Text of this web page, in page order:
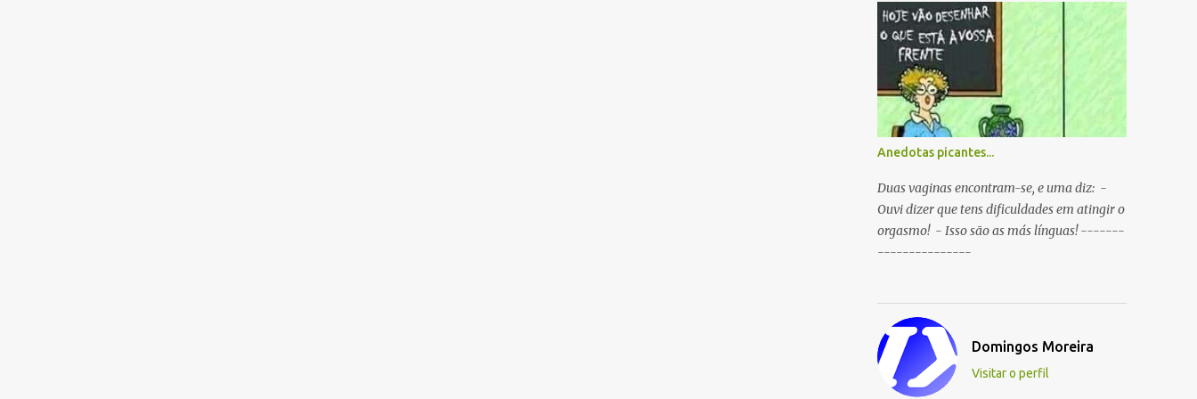
boca ao mesmo tempo. P: O que é que
resulta do cruzamento entre um
Sportinguista e um porco? R: Presunto
rançoso. P: Porque é que o Sporting vai
passar a ser patrocinado pela BP R: Porque a
BP dá...
Anedotas picantes...
Duas vaginas encontram-se, e uma diz: -
Ouvi dizer que tens dificuldades em atingir o
orgasmo! - Isso são as más línguas! -------
---------------
Domingos Moreira
Visitar o perfil